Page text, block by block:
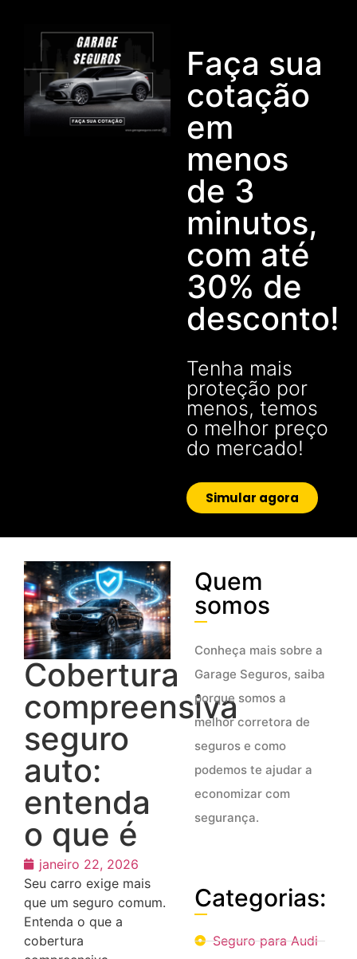
Faça sua
cotação
em
menos
de 3
minutos,
com até
30% de
desconto!
Tenha mais
proteção por
menos, temos
o melhor preço
do mercado!
Simular agora
Cobertura
compreensiva
seguro
auto:
entenda
o que é
janeiro 22, 2026
Seu carro exige mais
que um seguro comum.
Entenda o que a
cobertura
Quem
somos
Conheça mais sobre a
Garage Seguros, saiba
porque somos a
melhor corretora de
seguros e como
podemos te ajudar a
economizar com
segurança.
Categorias:
Seguro para Audi